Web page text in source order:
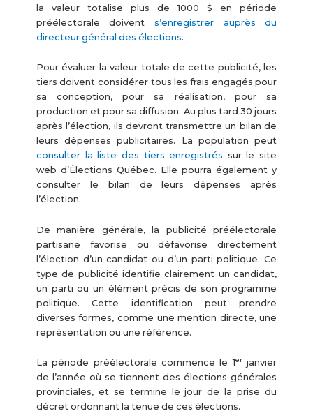
la valeur totalise plus de 1000 $ en période
préélectorale doivent s’enregistrer auprès du
directeur général des élections.
Pour évaluer la valeur totale de cette publicité, les
tiers doivent considérer tous les frais engagés pour
sa conception, pour sa réalisation, pour sa
production et pour sa diffusion. Au plus tard 30 jours
après l’élection, ils devront transmettre un bilan de
leurs dépenses publicitaires. La population peut
consulter la liste des tiers enregistrés sur le site
web d’Élections Québec. Elle pourra également y
consulter le bilan de leurs dépenses après
l’élection.
De manière générale, la publicité préélectorale
partisane favorise ou défavorise directement
l’élection d’un candidat ou d’un parti politique. Ce
type de publicité identifie clairement un candidat,
un parti ou un élément précis de son programme
politique. Cette identification peut prendre
diverses formes, comme une mention directe, une
représentation ou une référence.
La période préélectorale commence le 1erjanvier
de l’année où se tiennent des élections générales
provinciales, et se termine le jour de la prise du
décret ordonnant la tenue de ces élections.